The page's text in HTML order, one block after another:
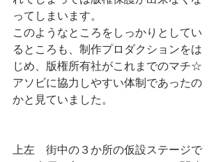
ってしまいます。
このようなところをしっかりとしてい
るところも、制作プロダクションをは
じめ、版権所有社がこれまでのマチ☆
アソビに協力しやすい体制であったの
かと見ていました。
上左　街中の３か所の仮設ステージで